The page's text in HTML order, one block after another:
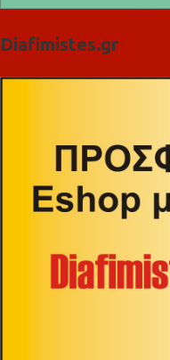
Diafimistes.gr